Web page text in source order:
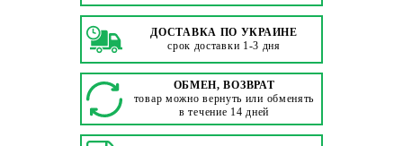
ДОСТАВКА ПО УКРАИНЕ
срок доставки 1-3 дня
ОБМЕН, ВОЗВРАТ
товар можно вернуть или обменять
в течение 14 дней